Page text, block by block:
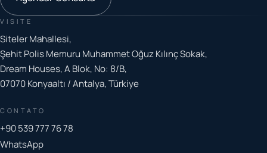
VISITE
Siteler Mahallesi,
Şehit Polis Memuru Muhammet Oğuz Kılınç Sokak,
Dream Houses, A Blok, No: 8/B,
07070 Konyaaltı / Antalya, Türkiye
CONTATO
+90 539 777 76 78
WhatsApp